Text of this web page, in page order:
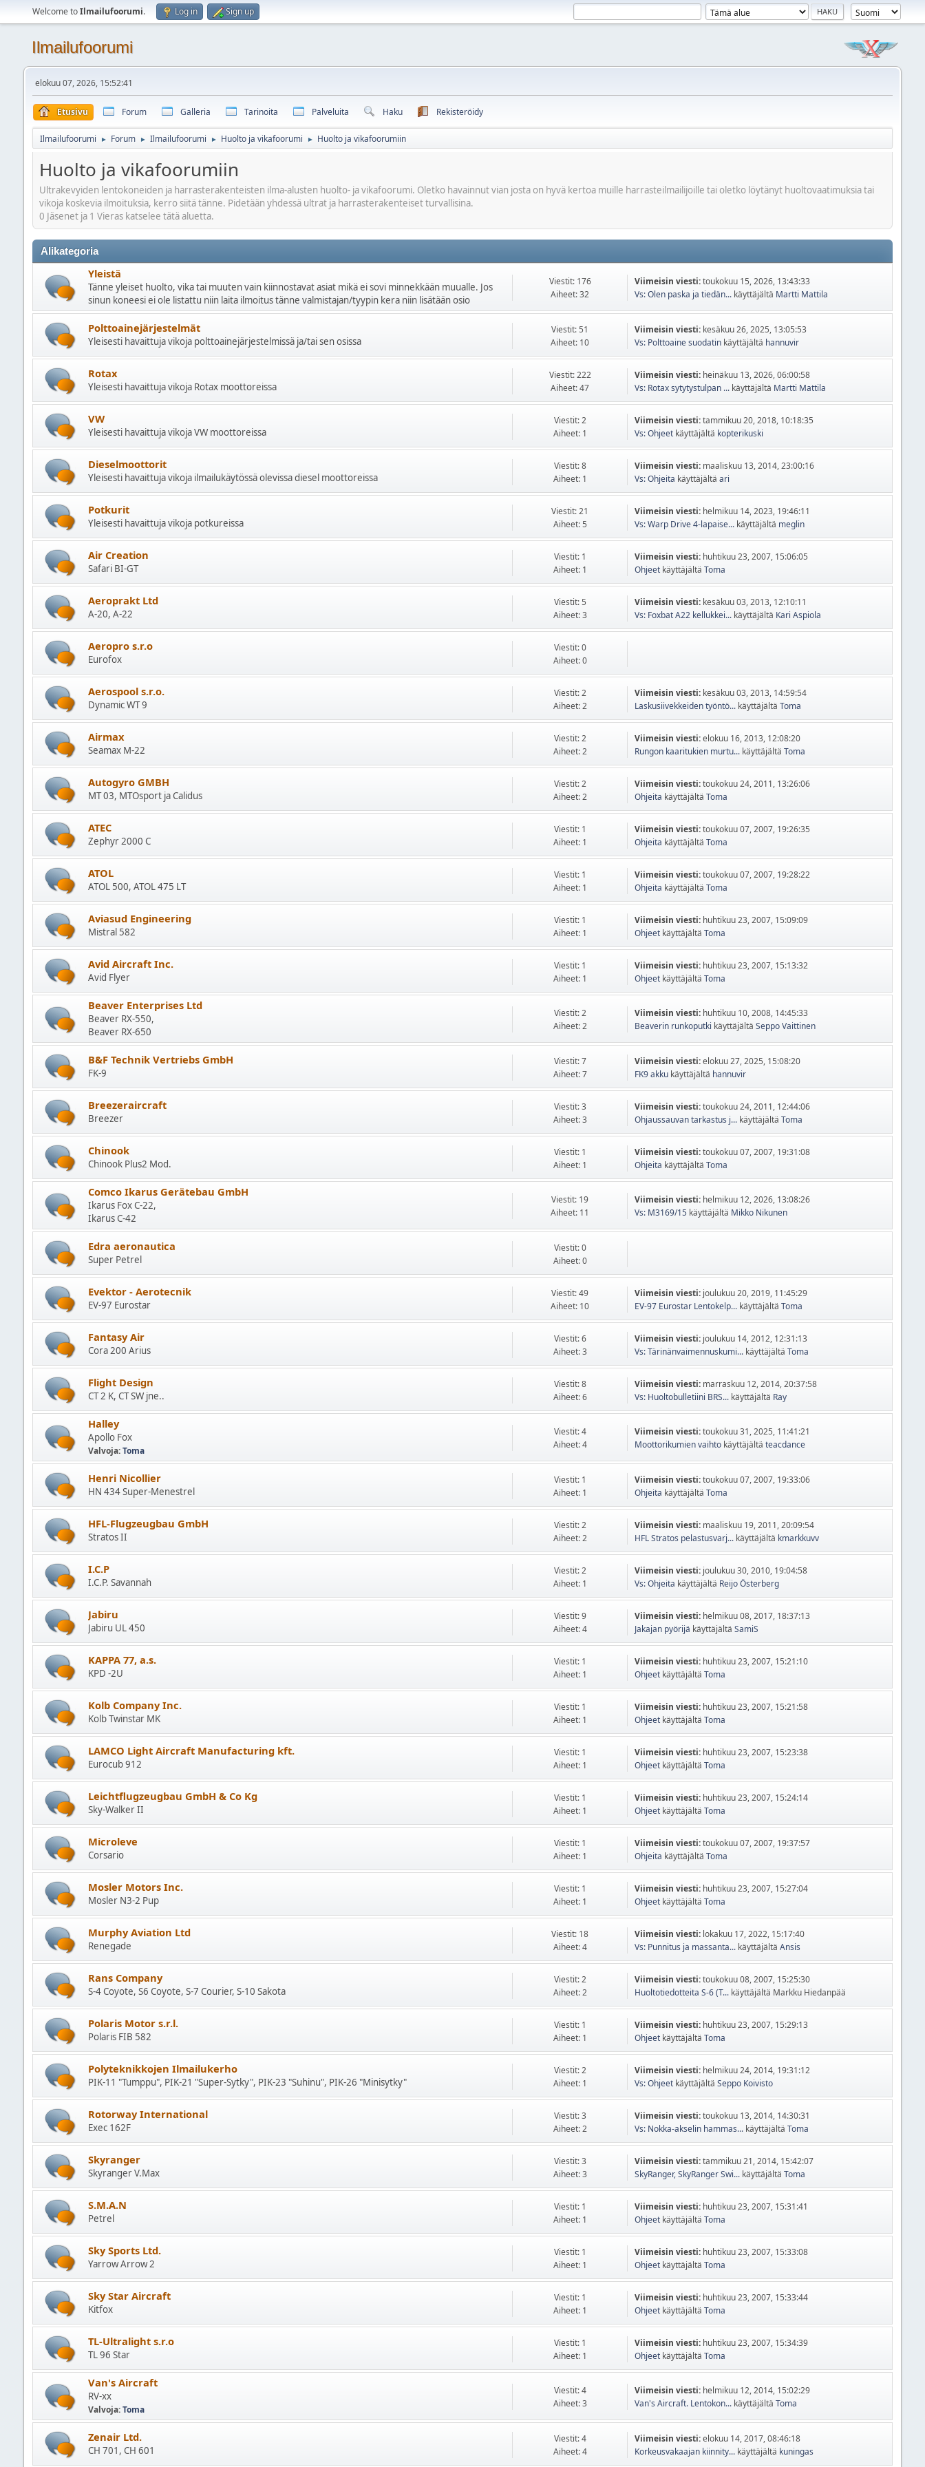
Welcome toIlmailufoorumi. Log in Sign up
Ilmailufoorumi
elokuu 07, 2026, 15:52:41
Etusivu Forum Galleria Tarinoita Palveluita Haku Rekisteröidy
Ilmailufoorumi ► Forum ► Ilmailufoorumi ► Huolto ja vikafoorumi ► Huolto ja vikafoorumiin
Huolto ja vikafoorumiin
Ultrakevyiden lentokoneiden ja harrasterakenteisten ilma-alusten huolto- ja vikafoorumi. Oletko havainnut vian josta on hyvä kertoa muille harrasteilmailijoille tai oletko löytänyt huoltovaatimuksia tai
vikoja koskevia ilmoituksia, kerro siitä tänne. Pidetään yhdessä ultrat ja harrasterakenteiset turvallisina.
0 Jäsenet ja 1 Vieras katselee tätä aluetta.
Alikategoria
Yleistä
Tänne yleiset huolto, vika tai muuten vain kiinnostavat asiat mikä ei sovi minnekkään muualle. Jos
sinun koneesi ei ole listattu niin laita ilmoitus tänne valmistajan/tyypin kera niin lisätään osio
Viestit: 176
Aiheet: 32
Viimeisin viesti:toukokuu 15, 2026, 13:43:33
Vs: Olen paska ja tiedän...käyttäjältä Martti Mattila
Polttoainejärjestelmät
Yleisesti havaittuja vikoja polttoainejärjestelmissä ja/tai sen osissa
Viestit: 51
Aiheet: 10
Viimeisin viesti: kesäkuu 26, 2025, 13:05:53
Vs: Polttoaine suodatinkäyttäjältä hannuvir
Rotax
Yleisesti havaittuja vikoja Rotax moottoreissa
Viestit: 222
Aiheet: 47
Viimeisin viesti: heinäkuu 13, 2026, 06:00:58
Vs: Rotax sytytystulpan ...käyttäjältä Martti Mattila
VW
Yleisesti havaittuja vikoja VW moottoreissa
Viestit: 2
Aiheet: 1
Viimeisin viesti:tammikuu 20, 2018, 10:18:35
Vs: Ohjeetkäyttäjältä kopterikuski
Dieselmoottorit
Yleisesti havaittuja vikoja ilmailukäytössä olevissa diesel moottoreissa
Viestit: 8
Aiheet: 1
Viimeisin viesti: maaliskuu 13, 2014, 23:00:16
Vs: Ohjeita käyttäjältä ari
Potkurit
Yleisesti havaittuja vikoja potkureissa
Viestit: 21
Aiheet: 5
Viimeisin viesti: helmikuu 14, 2023, 19:46:11
Vs: Warp Drive 4-lapaise...käyttäjältä meglin
Air Creation
Safari BI-GT
Viestit: 1
Aiheet: 1
Viimeisin viesti: huhtikuu 23, 2007, 15:06:05
Ohjeetkäyttäjältä Toma
Aeroprakt Ltd
A-20, A-22
Viestit: 5
Aiheet: 3
Viimeisin viesti: kesäkuu 03, 2013, 12:10:11
Vs: Foxbat A22 kellukkei...käyttäjältä Kari Aspiola
Aeropro s.r.o
Eurofox
Viestit: 0
Aiheet: 0
Aerospool s.r.o.
Dynamic WT 9
Viestit: 2
Aiheet: 2
Viimeisin viesti: kesäkuu 03, 2013, 14:59:54
Laskusiivekkeiden työntö...käyttäjältä Toma
Airmax
Seamax M-22
Viestit: 2
Aiheet: 2
Viimeisin viesti:elokuu 16, 2013, 12:08:20
Rungon kaaritukien murtu...käyttäjältä Toma
Autogyro GMBH
MT 03, MTOsport ja Calidus
Viestit: 2
Aiheet: 2
Viimeisin viesti:toukokuu 24, 2011, 13:26:06
Ohjeita käyttäjältä Toma
ATEC
Zephyr 2000 C
Viestit: 1
Aiheet: 1
Viimeisin viesti:toukokuu 07, 2007, 19:26:35
Ohjeita käyttäjältä Toma
ATOL
ATOL 500, ATOL 475 LT
Viestit: 1
Aiheet: 1
Viimeisin viesti:toukokuu 07, 2007, 19:28:22
Ohjeita käyttäjältä Toma
Aviasud Engineering
Mistral 582
Viestit: 1
Aiheet: 1
Viimeisin viesti: huhtikuu 23, 2007, 15:09:09
Ohjeetkäyttäjältä Toma
Avid Aircraft Inc.
Avid Flyer
Viestit: 1
Aiheet: 1
Viimeisin viesti: huhtikuu 23, 2007, 15:13:32
Ohjeetkäyttäjältä Toma
Beaver Enterprises Ltd
Beaver RX-550,
Beaver RX-650
Viestit: 2
Aiheet: 2
Viimeisin viesti: huhtikuu 10, 2008, 14:45:33
Beaverin runkoputki käyttäjältä Seppo Vaittinen
B&F Technik Vertriebs GmbH
FK-9
Viestit: 7
Aiheet: 7
Viimeisin viesti:elokuu 27, 2025, 15:08:20
FK9 akkukäyttäjältä hannuvir
Breezeraircraft
Breezer
Viestit: 3
Aiheet: 3
Viimeisin viesti:toukokuu 24, 2011, 12:44:06
Ohjaussauvan tarkastus j...käyttäjältä Toma
Chinook
Chinook Plus2 Mod.
Viestit: 1
Aiheet: 1
Viimeisin viesti:toukokuu 07, 2007, 19:31:08
Ohjeita käyttäjältä Toma
Comco Ikarus Gerätebau GmbH
Ikarus Fox C-22,
Ikarus C-42
Viestit: 19
Aiheet: 11
Viimeisin viesti: helmikuu 12, 2026, 13:08:26
Vs: M3169/15 käyttäjältä Mikko Nikunen
Edra aeronautica
Super Petrel
Viestit: 0
Aiheet: 0
Evektor - Aerotecnik
EV-97 Eurostar
Viestit: 49
Aiheet: 10
Viimeisin viesti: joulukuu 20, 2019, 11:45:29
EV-97 Eurostar Lentokelp...käyttäjältä Toma
Fantasy Air
Cora 200 Arius
Viestit: 6
Aiheet: 3
Viimeisin viesti: joulukuu 14, 2012, 12:31:13
Vs: Tärinänvaimennuskumi...käyttäjältä Toma
Flight Design
CT 2 K, CT SW jne..
Viestit: 8
Aiheet: 6
Viimeisin viesti: marraskuu 12, 2014, 20:37:58
Vs: Huoltobulletiini BRS...käyttäjältä Ray
Halley
Apollo Fox
Valvoja:Toma
Viestit: 4
Aiheet: 4
Viimeisin viesti:toukokuu 31, 2025, 11:41:21
Moottorikumien vaihtokäyttäjältä teacdance
Henri Nicollier
HN 434 Super-Menestrel
Viestit: 1
Aiheet: 1
Viimeisin viesti:toukokuu 07, 2007, 19:33:06
Ohjeita käyttäjältä Toma
HFL-Flugzeugbau GmbH
Stratos II
Viestit: 2
Aiheet: 2
Viimeisin viesti: maaliskuu 19, 2011, 20:09:54
HFL Stratos pelastusvarj...käyttäjältä kmarkkuvv
I.C.P
I.C.P. Savannah
Viestit: 2
Aiheet: 1
Viimeisin viesti: joulukuu 30, 2010, 19:04:58
Vs: Ohjeita käyttäjältä Reijo Österberg
Jabiru
Jabiru UL 450
Viestit: 9
Aiheet: 4
Viimeisin viesti: helmikuu 08, 2017, 18:37:13
Jakajan pyörijä käyttäjältä SamiS
KAPPA 77, a.s.
KPD -2U
Viestit: 1
Aiheet: 1
Viimeisin viesti: huhtikuu 23, 2007, 15:21:10
Ohjeetkäyttäjältä Toma
Kolb Company Inc.
Kolb Twinstar MK
Viestit: 1
Aiheet: 1
Viimeisin viesti: huhtikuu 23, 2007, 15:21:58
Ohjeetkäyttäjältä Toma
LAMCO Light Aircraft Manufacturing kft.
Eurocub 912
Viestit: 1
Aiheet: 1
Viimeisin viesti: huhtikuu 23, 2007, 15:23:38
Ohjeetkäyttäjältä Toma
Leichtflugzeugbau GmbH & Co Kg
Sky-Walker II
Viestit: 1
Aiheet: 1
Viimeisin viesti: huhtikuu 23, 2007, 15:24:14
Ohjeetkäyttäjältä Toma
Microleve
Corsario
Viestit: 1
Aiheet: 1
Viimeisin viesti:toukokuu 07, 2007, 19:37:57
Ohjeita käyttäjältä Toma
Mosler Motors Inc.
Mosler N3-2 Pup
Viestit: 1
Aiheet: 1
Viimeisin viesti: huhtikuu 23, 2007, 15:27:04
Ohjeetkäyttäjältä Toma
Murphy Aviation Ltd
Renegade
Viestit: 18
Aiheet: 4
Viimeisin viesti: lokakuu 17, 2022, 15:17:40
Vs: Punnitus ja massanta...käyttäjältä Ansis
Rans Company
S-4 Coyote, S6 Coyote, S-7 Courier, S-10 Sakota
Viestit: 2
Aiheet: 2
Viimeisin viesti:toukokuu 08, 2007, 15:25:30
Huoltotiedotteita S-6 (T...käyttäjältä Markku Hiedanpää
Polaris Motor s.r.l.
Polaris FIB 582
Viestit: 1
Aiheet: 1
Viimeisin viesti: huhtikuu 23, 2007, 15:29:13
Ohjeetkäyttäjältä Toma
Polyteknikkojen Ilmailukerho
PIK-11 "Tumppu", PIK-21 "Super-Sytky", PIK-23 "Suhinu", PIK-26 "Minisytky"
Viestit: 2
Aiheet: 1
Viimeisin viesti: helmikuu 24, 2014, 19:31:12
Vs: Ohjeetkäyttäjältä Seppo Koivisto
Rotorway International
Exec 162F
Viestit: 3
Aiheet: 2
Viimeisin viesti:toukokuu 13, 2014, 14:30:31
Vs: Nokka-akselin hammas...käyttäjältä Toma
Skyranger
Skyranger V.Max
Viestit: 3
Aiheet: 3
Viimeisin viesti:tammikuu 21, 2014, 15:42:07
SkyRanger, SkyRanger Swi...käyttäjältä Toma
S.M.A.N
Petrel
Viestit: 1
Aiheet: 1
Viimeisin viesti: huhtikuu 23, 2007, 15:31:41
Ohjeetkäyttäjältä Toma
Sky Sports Ltd.
Yarrow Arrow 2
Viestit: 1
Aiheet: 1
Viimeisin viesti: huhtikuu 23, 2007, 15:33:08
Ohjeetkäyttäjältä Toma
Sky Star Aircraft
Kitfox
Viestit: 1
Aiheet: 1
Viimeisin viesti: huhtikuu 23, 2007, 15:33:44
Ohjeetkäyttäjältä Toma
TL-Ultralight s.r.o
TL 96 Star
Viestit: 1
Aiheet: 1
Viimeisin viesti: huhtikuu 23, 2007, 15:34:39
Ohjeetkäyttäjältä Toma
Van's Aircraft
RV-xx
Valvoja:Toma
Viestit: 4
Aiheet: 3
Viimeisin viesti: helmikuu 12, 2014, 15:02:29
Van's Aircraft. Lentokon...käyttäjältä Toma
Zenair Ltd.
CH 701, CH 601
Viestit: 4
Aiheet: 4
Viimeisin viesti:elokuu 14, 2017, 08:46:18
Korkeusvakaajan kiinnity...käyttäjältä kuningas